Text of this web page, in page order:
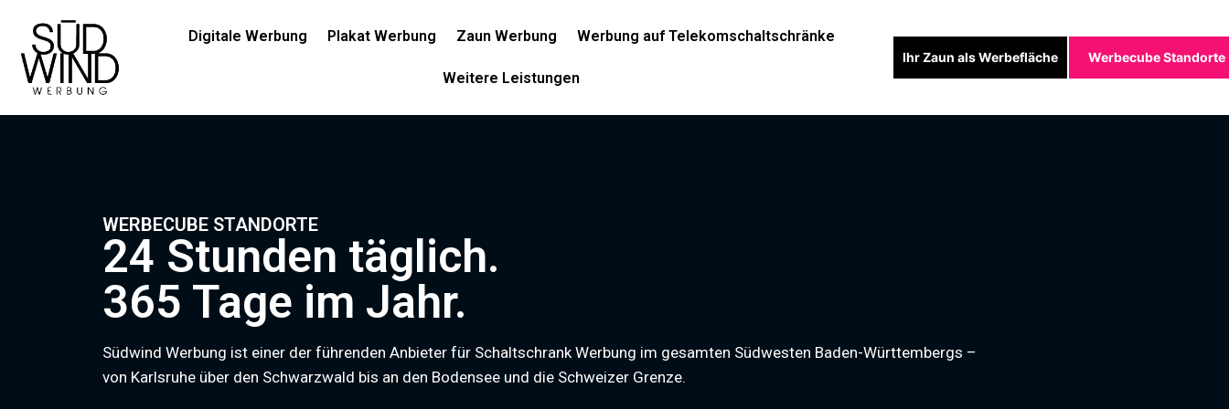
Digitale Werbung Plakat Werbung Zaun Werbung Werbung auf Telekomschaltschränke
Weitere Leistungen
Ihr Zaun als Werbefläche Werbecube Standorte
WERBECUBE STANDORTE
24 Stunden täglich.
365 Tage im Jahr.
Südwind Werbung ist einer der führenden Anbieter für Schaltschrank Werbung im gesamten Südwesten Baden-Württembergs –
von Karlsruhe über den Schwarzwald bis an den Bodensee und die Schweizer Grenze.